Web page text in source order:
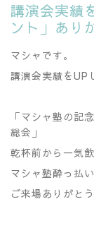
講演会実績
ント」あり
マシャです。
講演会実績をUP
「マシャ塾の記
総会」
乾杯前から一気
マシャ塾酔っ払
ご来場ありがと